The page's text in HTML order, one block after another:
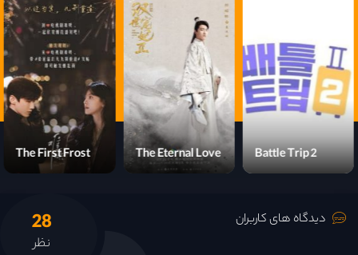
Battle Trip 2
The Eternal Love
The First Frost
دیدگاه های کاربران 28
نظر